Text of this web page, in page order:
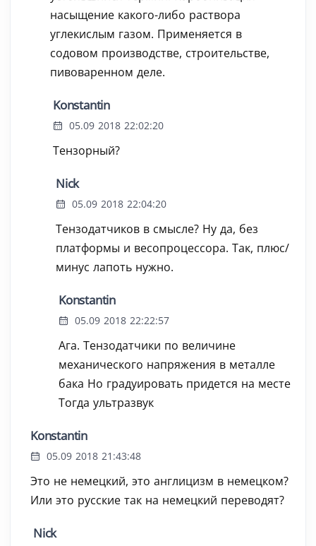
насыщение какого-либо раствора
углекислым газом. Применяется в
содовом производстве, строительстве,
пивоваренном деле.
Konstantin
05.09 2018 22:02:20
Тензорный?
Nick
05.09 2018 22:04:20
Тензодатчиков в смысле? Ну да, без
платформы и весопроцессора. Так, плюс/
минус лапоть нужно.
Konstantin
05.09 2018 22:22:57
Ага. Тензодатчики по величине
механического напряжения в металле
бака Но градуировать придется на месте
Тогда ультразвук
Konstantin
05.09 2018 21:43:48
Это не немецкий, это англицизм в немецком?
Или это русские так на немецкий переводят?
Nick